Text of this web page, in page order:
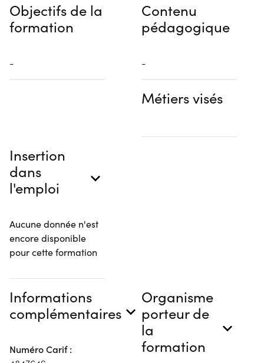
Objectifs de la
formation
-
Contenu
pédagogique
-
Métiers visés
Insertion
dans
l'emploi
Aucune donnée n'est
encore disponible
pour cette formation
Informations
complémentaires
Numéro Carif :
Organisme
porteur de
la
formation